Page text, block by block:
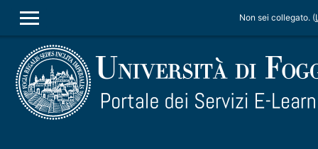
PANNELLO LATERALE
Non sei collegato. (